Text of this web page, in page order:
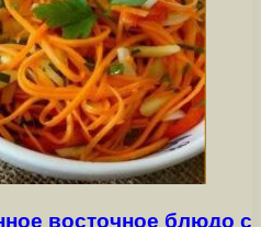
восточное блюдо с